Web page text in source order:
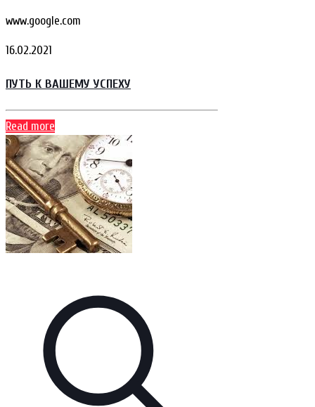
www.google.com
16.02.2021
ПУТЬ К ВАШЕМУ УСПЕХУ
Read more